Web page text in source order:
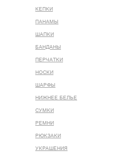
КЕПКИ
ПАНАМЫ
ШАПКИ
БАНДАНЫ
ПЕРЧАТКИ
НОСКИ
ШАРФЫ
НИЖНЕЕ БЕЛЬЕ
СУМКИ
РЕМНИ
РЮКЗАКИ
УКРАШЕНИЯ